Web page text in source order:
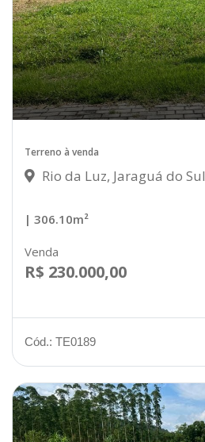
Terreno à venda
Rio da Luz, Jaraguá do Sul
| 306.10m²
Venda
R$ 230.000,00
Cód.: TE0189